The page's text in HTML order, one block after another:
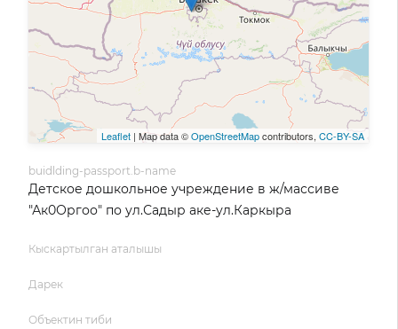
Leaflet | Map data ©OpenStreetMapcontributors, CC-BY-SA
buidlding-passport.b-name
Детское дошкольное учреждение в ж/массиве
"Ак0Оргоо" по ул.Садыр аке-ул.Каркыра
Кыскартылган аталышы
Дарек
Объектин тиби